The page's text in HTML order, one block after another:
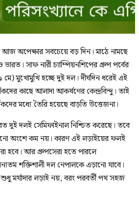
আজ অপেক্ষার সবচেয়ে বড় দিন। মাঠে নামছে
ও ভারত। সাফ নারী চ্যাম্পিয়নশিপের গ্রুপ পর্বের
মুখোমুখি হচ্ছে দুই দল। দীর্ঘদিন ধরেই এই
কাছে আলাদা আকর্ষণের কেন্দ্রবিন্দু। তাই
মধ্যে তৈরি হয়েছে বাড়তি উত্তেজনা।
দুই দলই সেমিফাইনাল নিশ্চিত করেছে। তবে
অংশে কম নয়। কারণ এই লড়াইয়ের ফলই
হবে। আর গ্রুপসেরা হতে পারলে
শক্তিশালী দল নেপালকে এড়ানো যাবে।
মর্যাদার লড়াই নয়, বরং পরবর্তী পথ সহজ